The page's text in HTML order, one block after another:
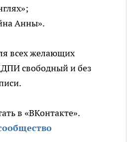
Анны».
всех желающих
свободный и без
в «ВКонтакте».